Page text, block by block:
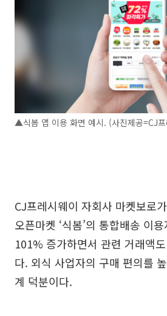
▲식봄 앱 이용 화면 예시. (사진제공=CJ
CJ프레시웨이 자회사 마켓보로
오픈마켓 ‘식봄’의 통합배송 이
101% 증가하면서 관련 거래액
다. 외식 사업자의 구매 편의를
계 덕분이다.